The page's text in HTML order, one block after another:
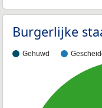
Burgerlijke
Gehuwd